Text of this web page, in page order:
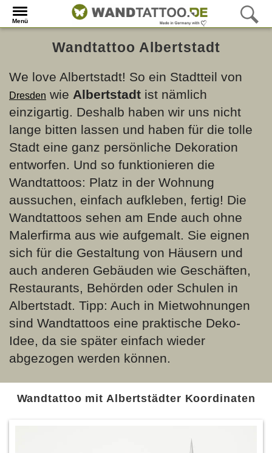
Menü
Wandtattoo Albertstadt
We love Albertstadt! So ein Stadtteil von
Dresden wie Albertstadt ist nämlich
einzigartig. Deshalb haben wir uns nicht
lange bitten lassen und haben für die tolle
Stadt eine ganz persönliche Dekoration
entworfen. Und so funktionieren die
Wandtattoos: Platz in der Wohnung
aussuchen, einfach aufkleben, fertig! Die
Wandtattoos sehen am Ende auch ohne
Malerfirma aus wie aufgemalt. Sie eignen
sich für die Gestaltung von Häusern und
auch anderen Gebäuden wie Geschäften,
Restaurants, Behörden oder Schulen in
Albertstadt. Tipp: Auch in Mietwohnungen
sind Wandtattoos eine praktische Deko-
Idee, da sie später einfach wieder
abgezogen werden können.
Wandtattoo mit Albertstädter Koordinaten